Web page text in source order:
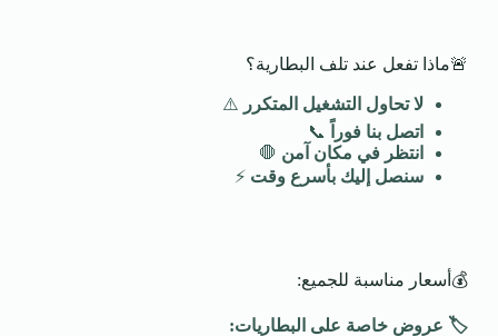
🚨ماذا تفعل عند تلف البطارية؟
لا تحاول التشغيل المتكرر ⚠️
اتصل بنا فوراً
📞
انتظر في مكان آمن 🛑
سنصل إليك بأسرع وقت ⚡
💰أسعار مناسبة للجميع:
🏷️ عروض خاصة على البطاريات: